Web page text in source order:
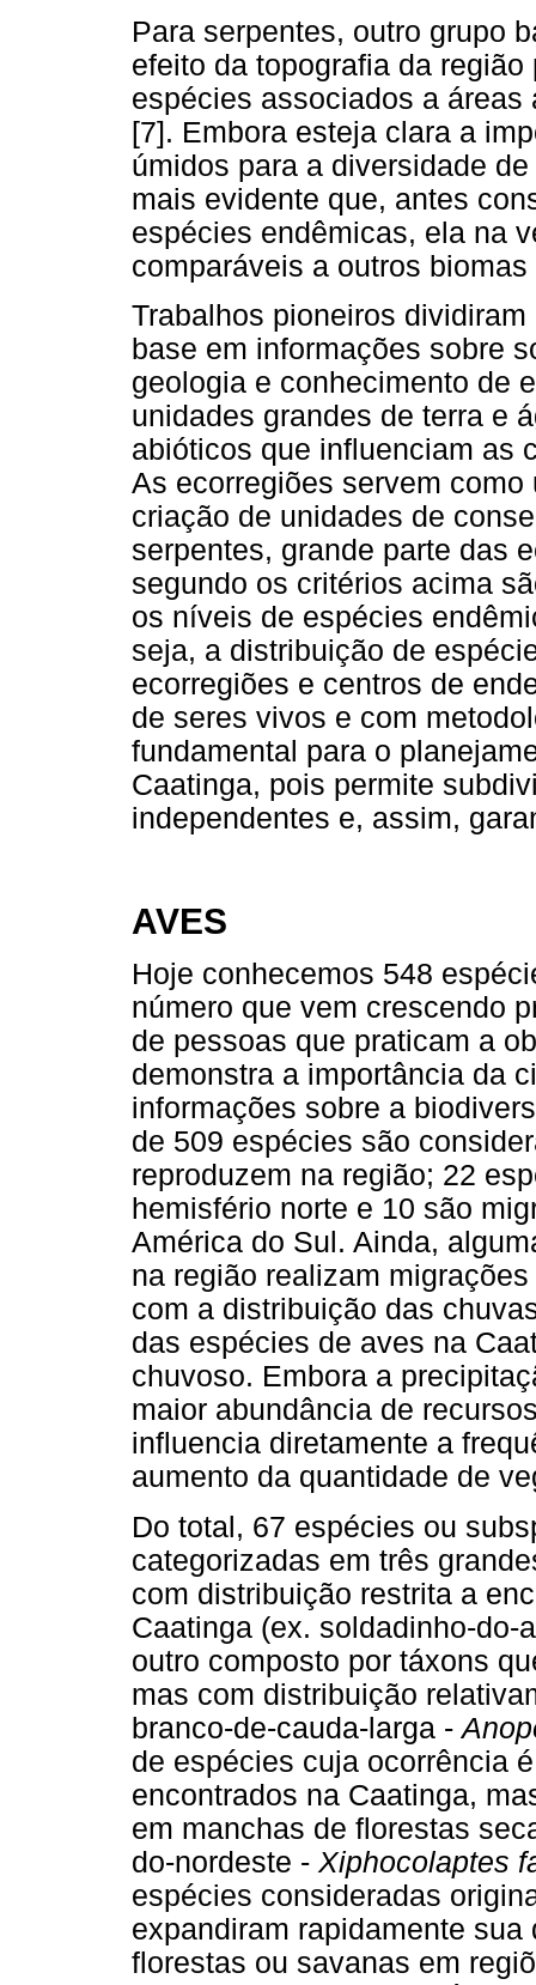
Para serpentes, outro grupo
efeito da topografia da
espécies associados a
[7]. Embora esteja clara a
úmidos para a diversidade
mais evidente que, antes
espécies endêmicas, ela na
comparáveis a outros
Trabalhos pioneiros
base em informações sobre
geologia e conhecimento de
unidades grandes de terra e
abióticos que influenciam as
As ecorregiões servem
criação de unidades de
serpentes, grande parte das
segundo os critérios acima
os níveis de espécies
seja, a distribuição de
ecorregiões e centros de
de seres vivos e com
fundamental para o
Caatinga, pois permite
independentes e, assim,
AVES
Hoje conhecemos 548
número que vem crescendo
de pessoas que praticam a
demonstra a importância da
informações sobre a
de 509 espécies são
reproduzem na região; 22
hemisfério norte e 10 são
América do Sul. Ainda,
na região realizam
com a distribuição das
das espécies de aves na
chuvoso. Embora a
maior abundância de
influencia diretamente a
aumento da quantidade de
Do total, 67 espécies ou
categorizadas em três
com distribuição restrita a
Caatinga (ex. soldadinho-do-
outro composto por táxons
mas com distribuição
branco-de-cauda-larga -
de espécies cuja ocorrência
encontrados na Caatinga,
em manchas de florestas
do-nordeste - Xiphocolaptes
espécies consideradas
expandiram rapidamente
florestas ou savanas em